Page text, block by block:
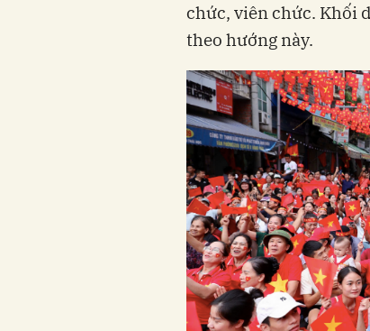
chức, viên chức. Khối
theo hướng này.